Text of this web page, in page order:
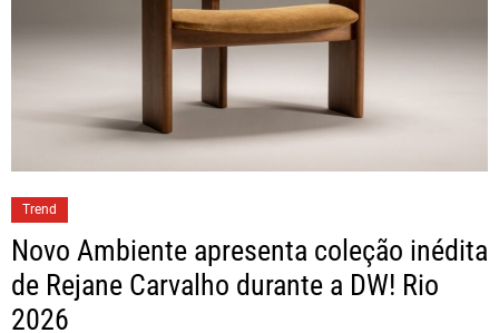
Trend
Novo Ambiente apresenta coleção inédita
de Rejane Carvalho durante a DW! Rio
2026